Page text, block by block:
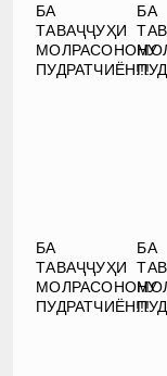
БА
ТАВАҶҶУҲИ
МОЛРАСОНОНУ
ПУДРАТЧИЁН!!!
БА
БА
ТАВАҶҶУҲИ
МОЛРАСОНОНУ
ПУДРАТЧИЁН!!!
БА